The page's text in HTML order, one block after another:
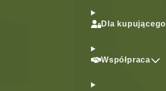
Dla kupującego
Współpraca